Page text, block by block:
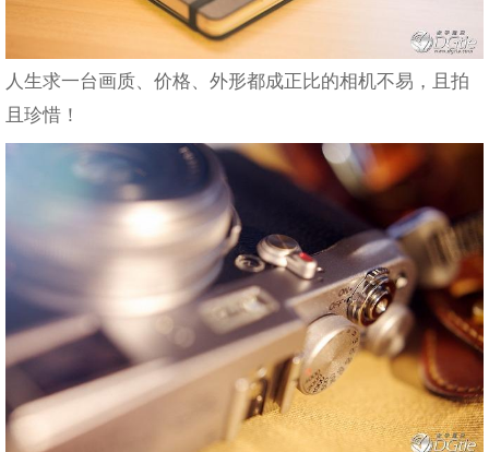
人生求一台画质、价格、外形都成正比的相机不易，且拍
且珍惜！